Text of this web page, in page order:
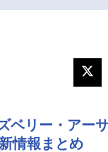
声優記事一覧
ベリー・アー
情報まとめ